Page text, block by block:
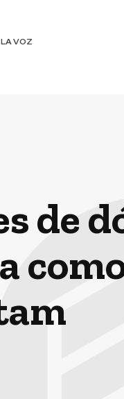
VOZ
de